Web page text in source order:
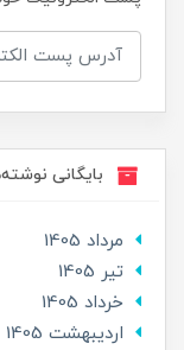
بایگانی
مرداد 1405
تير 1405
خرداد 1405
ارديبهشت 1405